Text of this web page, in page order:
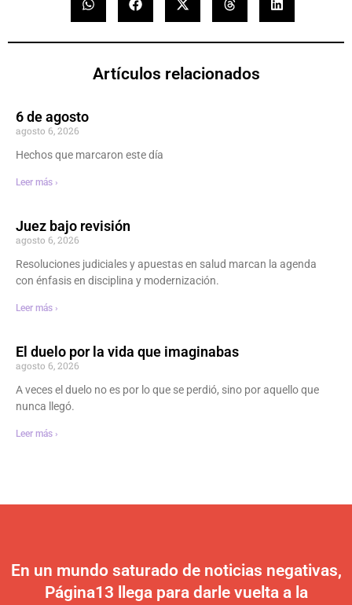
Artículos relacionados
6 de agosto
agosto 6, 2026
Hechos que marcaron este día
Leer más ›
Juez bajo revisión
agosto 6, 2026
Resoluciones judiciales y apuestas en salud marcan la agenda
con énfasis en disciplina y modernización.
Leer más ›
El duelo por la vida que imaginabas
agosto 6, 2026
A veces el duelo no es por lo que se perdió, sino por aquello que
nunca llegó.
Leer más ›
En un mundo saturado de noticias negativas,
Página13 llega para darle vuelta a la